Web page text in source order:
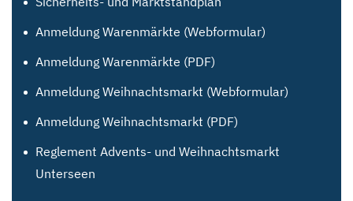
Anmeldung Warenmärkte (Webformular)
Anmeldung Warenmärkte (PDF)
Anmeldung Weihnachtsmarkt (Webformular)
Anmeldung Weihnachtsmarkt (PDF)
Reglement Advents- und Weihnachtsmarkt
Unterseen